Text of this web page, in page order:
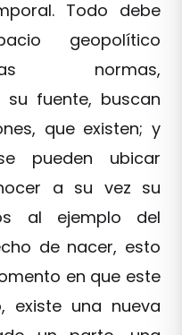
Todo debe
geopolítico
normas,
su fuente, buscan
que existen; y
pueden ubicar
a su vez su
al ejemplo del
de nacer, esto
en que este
existe una nueva